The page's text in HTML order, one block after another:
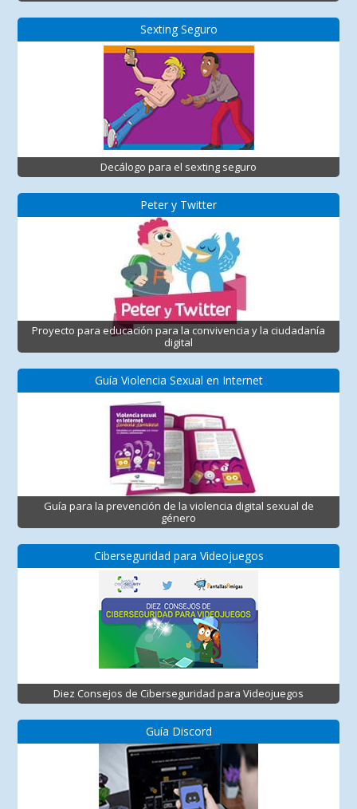
Sexting Seguro
Decálogo para el sexting seguro
Peter y Twitter
Proyecto para educación para la convivencia y la ciudadanía
digital
Guía Violencia Sexual en Internet
Guía para la prevención de la violencia digital sexual de
género
Ciberseguridad para Videojuegos
Diez Consejos de Ciberseguridad para Videojuegos
Guía Discord